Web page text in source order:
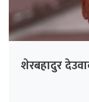
शेरबहादुर